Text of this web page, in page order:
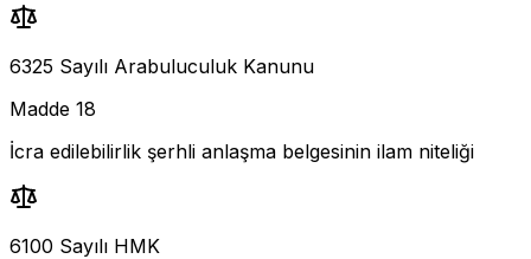
6325 Sayılı Arabuluculuk Kanunu
Madde 18
İcra edilebilirlik şerhli anlaşma belgesinin ilam niteliği
6100 Sayılı HMK